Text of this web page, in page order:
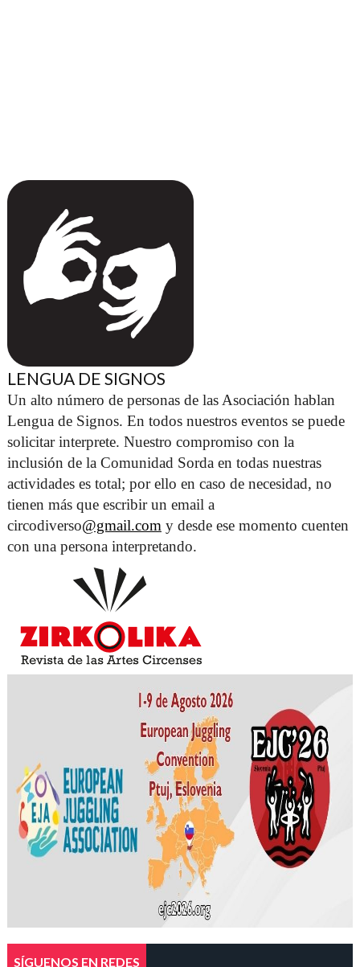
LENGUA DE SIGNOS
Un alto número de personas de las Asociación hablan
Lengua de Signos. En todos nuestros eventos se puede
solicitar interprete. Nuestro compromiso con la
inclusión de la Comunidad Sorda en todas nuestras
actividades es total; por ello en caso de necesidad, no
tienen más que escribir un email a
circodiverso@gmail.com y desde ese momento cuenten
con una persona interpretando.
SÍGUENOS EN REDES